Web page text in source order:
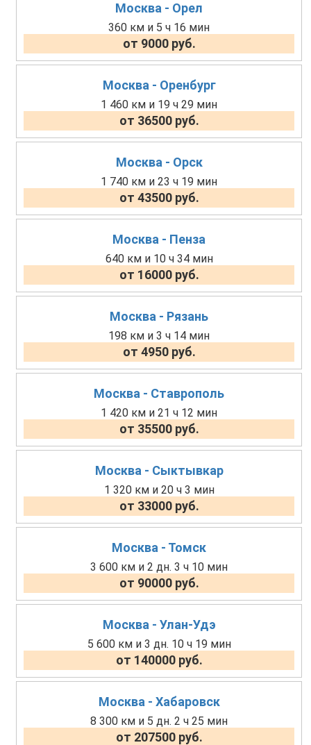
Москва - Орел
360 км и 5 ч 16 мин
от 9000 руб.
Москва - Оренбург
1 460 км и 19 ч 29 мин
от 36500 руб.
Москва - Орск
1 740 км и 23 ч 19 мин
от 43500 руб.
Москва - Пенза
640 км и 10 ч 34 мин
от 16000 руб.
Москва - Рязань
198 км и 3 ч 14 мин
от 4950 руб.
Москва - Ставрополь
1 420 км и 21 ч 12 мин
от 35500 руб.
Москва - Сыктывкар
1 320 км и 20 ч 3 мин
от 33000 руб.
Москва - Томск
3 600 км и 2 дн. 3 ч 10 мин
от 90000 руб.
Москва - Улан-Удэ
5 600 км и 3 дн. 10 ч 19 мин
от 140000 руб.
Москва - Хабаровск
8 300 км и 5 дн. 2 ч 25 мин
от 207500 руб.